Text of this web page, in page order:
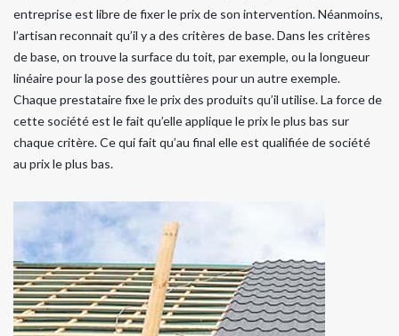
entreprise est libre de fixer le prix de son intervention. Néanmoins,
l’artisan reconnait qu’il y a des critères de base. Dans les critères
de base, on trouve la surface du toit, par exemple, ou la longueur
linéaire pour la pose des gouttières pour un autre exemple.
Chaque prestataire fixe le prix des produits qu’il utilise. La force de
cette société est le fait qu’elle applique le prix le plus bas sur
chaque critère. Ce qui fait qu’au final elle est qualifiée de société
au prix le plus bas.